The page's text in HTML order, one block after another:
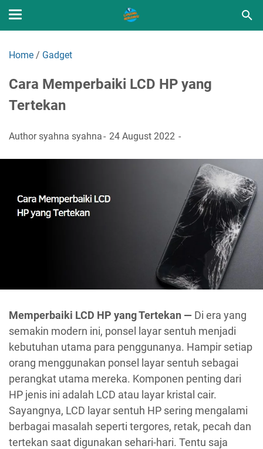
Home / Gadget
Cara Memperbaiki LCD HP yang
Tertekan
Authorsyahna syahna 24 August 2022
Memperbaiki LCD HP yang Tertekan — Di era yang
semakin modern ini, ponsel layar sentuh menjadi
kebutuhan utama para penggunanya. Hampir setiap
orang menggunakan ponsel layar sentuh sebagai
perangkat utama mereka. Komponen penting dari
HP jenis ini adalah LCD atau layar kristal cair.
Sayangnya, LCD layar sentuh HP sering mengalami
berbagai masalah seperti tergores, retak, pecah dan
tertekan saat digunakan sehari-hari. Tentu saja